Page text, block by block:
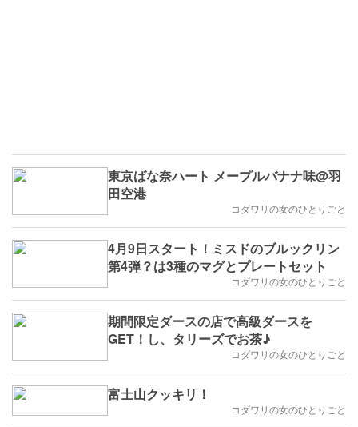
東京ばな奈ハート メープルバナナ味@羽
田空港
コダワリの女のひとりごと
4月9日スタート！ミスドのブルックリン
第4弾？は3種のマグとプレートセット
コダワリの女のひとりごと
期間限定ダースの店で高級ダースを
GET！し、タリーズでお茶♪
コダワリの女のひとりごと
富士山クッキリ！
コダワリの女のひとりごと